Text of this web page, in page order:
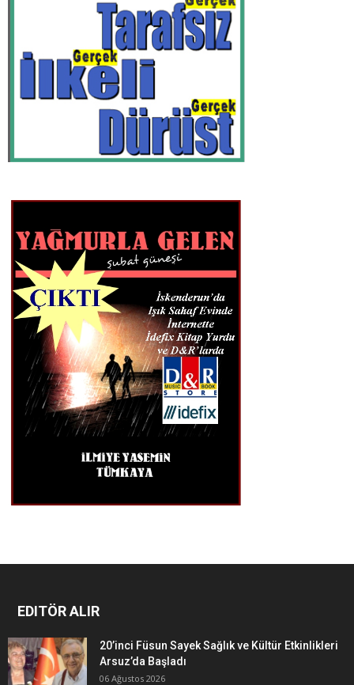
EDITÖR ALIR
20’inci Füsun Sayek Sağlık ve Kültür Etkinlikleri
Arsuz’da Başladı
06 Ağustos 2026